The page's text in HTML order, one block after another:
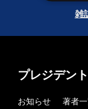
雑
プレジデン
お知らせ 著者